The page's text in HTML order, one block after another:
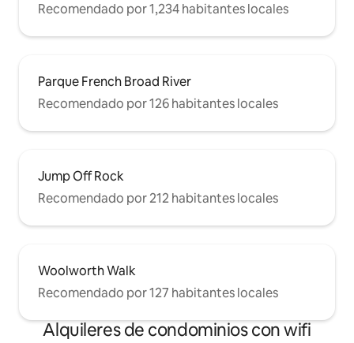
Recomendado por 1,234 habitantes locales
Parque French Broad River
Recomendado por 126 habitantes locales
Jump Off Rock
Recomendado por 212 habitantes locales
Woolworth Walk
Recomendado por 127 habitantes locales
Alquileres de condominios con wifi